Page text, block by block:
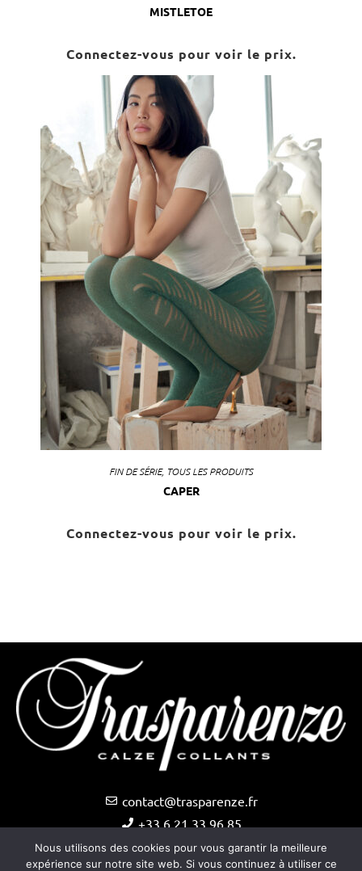
MISTLETOE
Connectez-vous pour voir le prix.
FIN DE SÉRIE, TOUS LES PRODUITS
CAPER
Connectez-vous pour voir le prix.
contact@trasparenze.fr
+33 6 21 33 96 85
Nous utilisons des cookies pour vous garantir la meilleure
expérience sur notre site web. Si vous continuez à utiliser ce